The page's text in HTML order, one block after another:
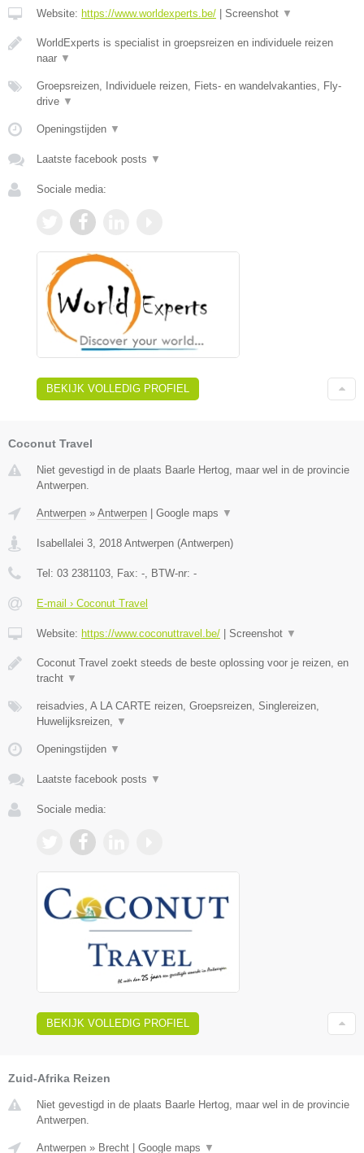
Website: https://www.worldexperts.be/ Screenshot ▼
WorldExperts is specialist in groepsreizen en individuele reizen
naar ▼
Groepsreizen, Individuele reizen, Fiets- en wandelvakanties, Fly-
drive ▼
Openingstijden ▼
Laatste facebook posts ▼
Sociale media:
BEKIJK VOLLEDIG PROFIEL
Coconut Travel
Niet gevestigd in de plaats Baarle Hertog, maar wel in de provincie
Antwerpen.
Antwerpen » Antwerpen Google maps ▼
Isabellalei 3 2018 Antwerpen (Antwerpen)
Tel: 03 2381103 , Fax: - , BTW-nr: -
E-mail › Coconut Travel
Website: https://www.coconuttravel.be/ Screenshot ▼
Coconut Travel zoekt steeds de beste oplossing voor je reizen, en
tracht ▼
reisadvies, A LA CARTE reizen, Groepsreizen, Singlereizen,
Huwelijksreizen,
▼
Openingstijden ▼
Laatste facebook posts ▼
Sociale media:
BEKIJK VOLLEDIG PROFIEL
Zuid-Afrika Reizen
Niet gevestigd in de plaats Baarle Hertog, maar wel in de provincie
Antwerpen.
Antwerpen » Brecht Google maps ▼